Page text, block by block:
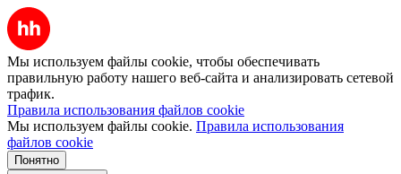
Мы используем файлы cookie, чтобы обеспечивать
правильную работу нашего веб-сайта и анализировать сетевой
трафик.
Правила использования файлов cookie
Мы используем файлы cookie. Правила использования
файлов cookie
Понятно